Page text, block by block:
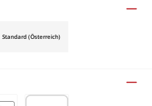
Standard (Österreich)